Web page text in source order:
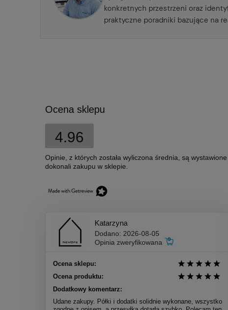
konkretnych przestrzeni oraz
praktyczne poradniki bazujące na
Ocena sklepu
4.96
Opinie, z których została wyliczona średnia, są
dokonali zakupu w sklepie.
Katarzyna
Dodano: 2026-08-05
Opinia zweryfikowana
Ocena sklepu:
Ocena produktu:
Dodatkowy komentarz:
Udane zakupy. Półki i dodatki solidnie wykonane, wszystko